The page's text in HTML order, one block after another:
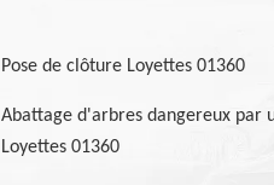
Pose de clôture Loyettes 01360
Abattage d'arbres dangereux par
Loyettes 01360